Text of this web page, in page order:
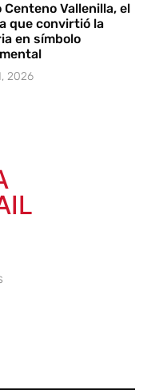
Centeno Vallenilla, el
que convirtió la
en símbolo
2026